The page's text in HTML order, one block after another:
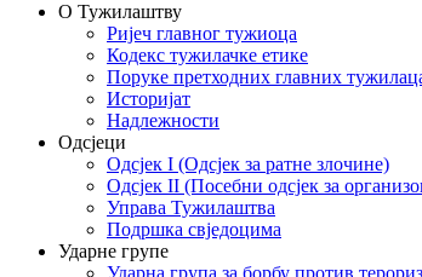
О Тужилаштву
Ријеч главног тужиоца
Кодекс тужилачке етике
Поруке претходних главних
Историјат
Надлежности
Одсјеци
Одсјек I (Одсјек за ратне злочине)
Одсјек II (Посебни одсјек за
Управа Тужилаштва
Подршка свједоцима
Ударне групе